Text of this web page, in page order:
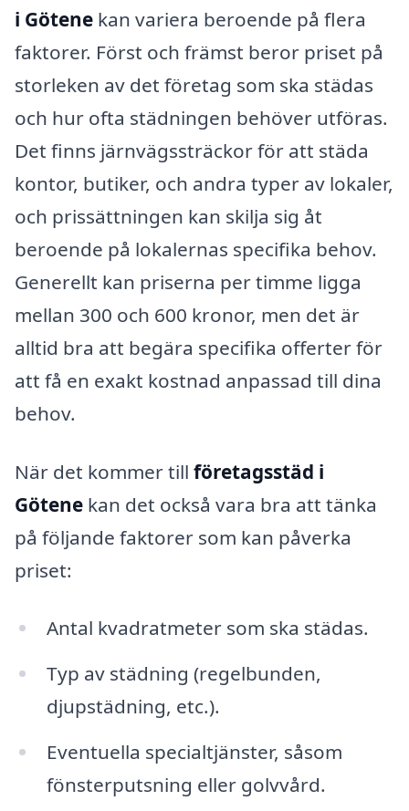
i Götene kan variera beroende på flera
faktorer. Först och främst beror priset på
storleken av det företag som ska städas
och hur ofta städningen behöver utföras.
Det finns järnvägssträckor för att städa
kontor, butiker, och andra typer av lokaler,
och prissättningen kan skilja sig åt
beroende på lokalernas specifika behov.
Generellt kan priserna per timme ligga
mellan 300 och 600 kronor, men det är
alltid bra att begära specifika offerter för
att få en exakt kostnad anpassad till dina
behov.
När det kommer till företagsstäd i
Götene kan det också vara bra att tänka
på följande faktorer som kan påverka
priset:
Antal kvadratmeter som ska städas.
Typ av städning (regelbunden,
djupstädning, etc.).
Eventuella specialtjänster, såsom
fönsterputsning eller golvvård.